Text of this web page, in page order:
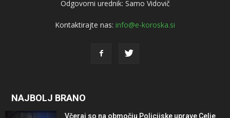
Odgovorni urednik: Samo Vidovič
Kontaktirajte nas: info@e-koroska.si
NAJBOLJ BRANO
Včeraj so na območju Policijske uprave Celje